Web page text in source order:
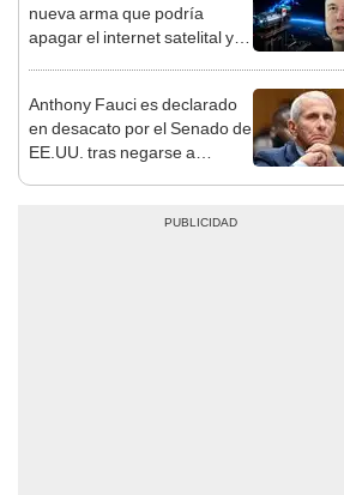
nueva arma que podría
apagar el internet satelital y
Anthony Fauci es declarado
en desacato por el Senado de
EE.UU. tras negarse a